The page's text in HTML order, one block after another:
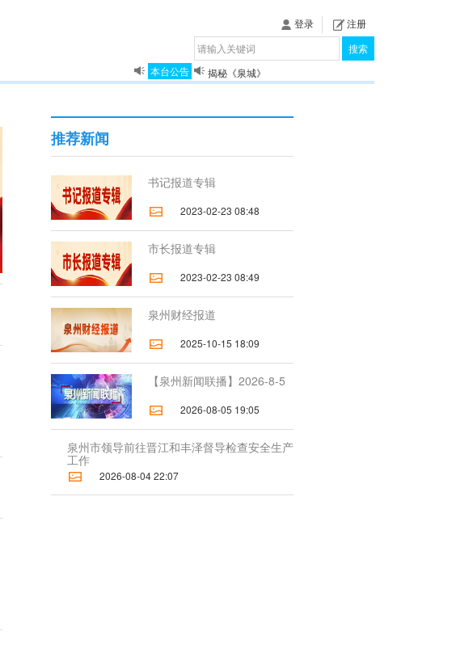
登录
注册
搜索
本台公告
揭秘《泉城》
推荐新闻
书记报道专辑
2023-02-23 08:48
市长报道专辑
2023-02-23 08:49
泉州财经报道
2025-10-15 18:09
【泉州新闻联播】2026-8-5
2026-08-05 19:05
泉州市领导前往晋江和丰泽督导检查安全生产
工作
2026-08-04 22:07